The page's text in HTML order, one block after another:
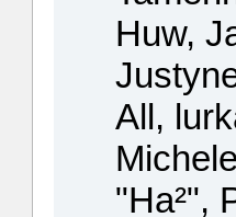
Huw,
All,
"Ha²",